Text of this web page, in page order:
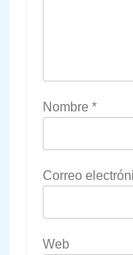
Nombre *
Correo
Web